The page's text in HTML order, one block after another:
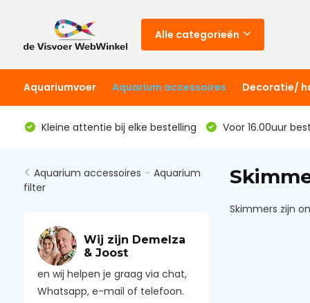
Alle categorieën
Aquariumvoer Aquarium accessoires Decoratie/
Kleine attentie bij elke bestelling Voor 16.00uur
Aquarium accessoires - Aquarium
filter
Wij zijn Demelza
& Joost
en wij helpen je graag via chat,
Whatsapp, e-mail of telefoon.
Skimmers zijn